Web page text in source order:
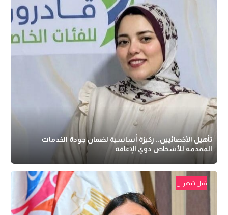
تأهيل الأخصائيين.. ركيزة أساسية لضمان جودة الخدمات
المقدمة للأشخاص ذوي الإعاقة
قبل شهرين